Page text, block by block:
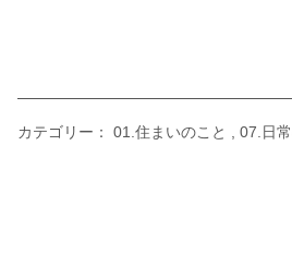
カテゴリー： 01.住まいのこと 07.日